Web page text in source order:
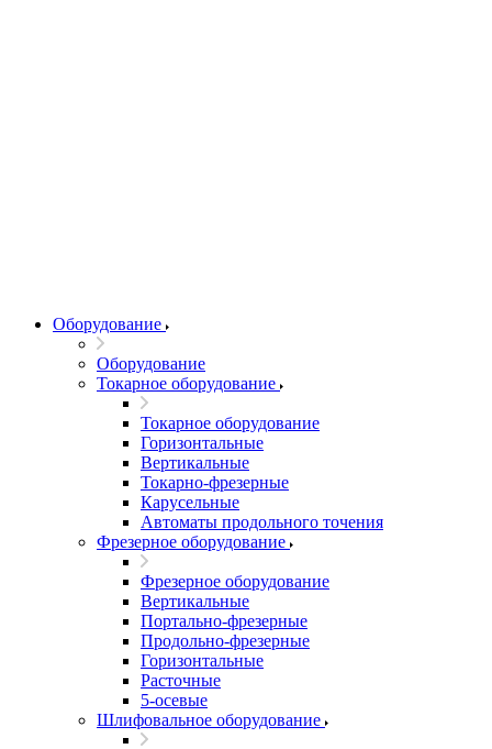
Оборудование
Оборудование
Токарное оборудование
Токарное оборудование
Горизонтальные
Вертикальные
Токарно-фрезерные
Карусельные
Автоматы продольного точения
Фрезерное оборудование
Фрезерное оборудование
Вертикальные
Портально-фрезерные
Продольно-фрезерные
Горизонтальные
Расточные
5-осевые
Шлифовальное оборудование